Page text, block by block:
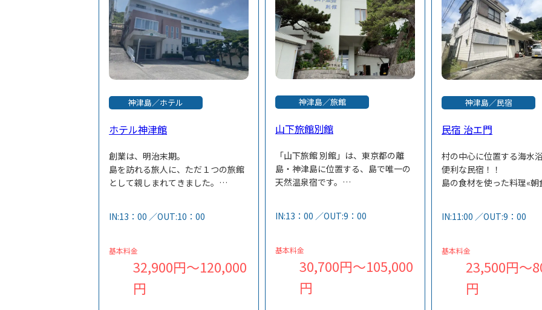
神津島／ホテル
ホテル神津館
創業は、明治末期。
島を訪れる旅人に、ただ１つの旅館
として親しまれてきました。
潮風の香りと大自然の恵みの中、日
ださい。
IN:13：00 ／OUT:10：00
基本料金
32,900円～120,000
円
神津島／旅館
山下旅館別館
「山下旅館 別館」は、東京都の離
島・神津島に位置する、島で唯一の
天然温泉宿です。
り、人工的な光に遮られない美しい
当館は、海に囲まれた土地ならでは
の塩分の強い温泉で、旅の疲れを癒
すことができます。
IN:13：00 ／OUT:9：00
基本料金
30,700円～105,000
円
神津島／民宿
民宿 治エ門
村の中心に位置する海水
便利な民宿！！
島の食材を使った料理«朝
IN:11:00 ／OUT:9：00
基本料金
23,500円～
円